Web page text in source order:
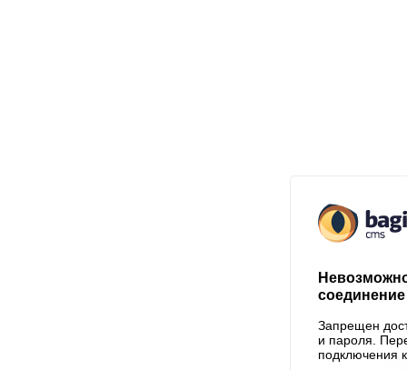
Запрещен
и пароля.
подключения